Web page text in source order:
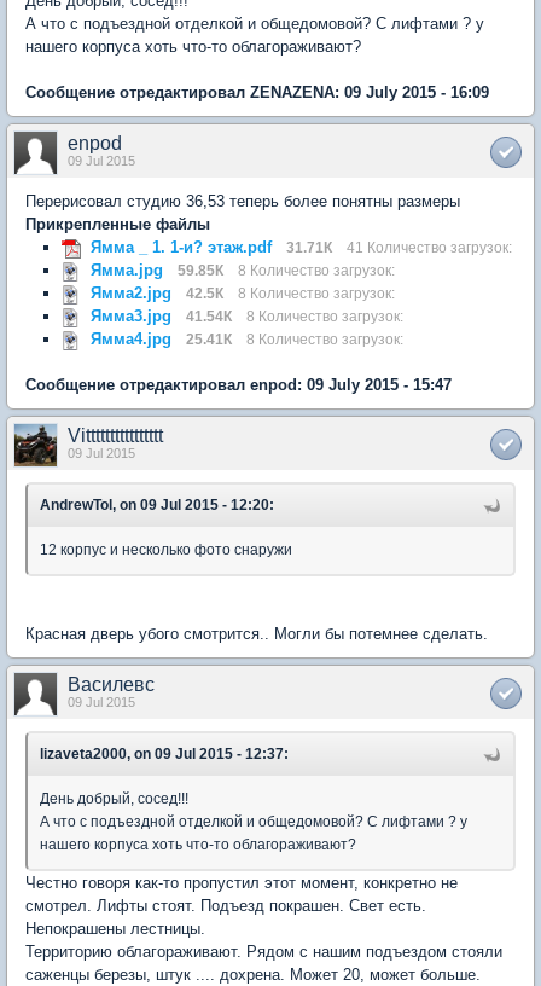
А что с подъездной отделкой и общедомовой? С лифтами ? у
нашего корпуса хоть что-то облагораживают?
Сообщение отредактировал ZENAZENA: 09 July 2015 - 16:09
enpod
09 Jul 2015
Перерисовал студию 36,53 теперь более понятны размеры
Прикрепленные файлы
Ямма _ 1. 1-и? этаж.pdf
31.71К 41 Количество загрузок:
Ямма.jpg 59.85К 8 Количество загрузок:
Ямма2.jpg 42.5К 8 Количество загрузок:
Ямма3.jpg 41.54К 8 Количество загрузок:
Ямма4.jpg 25.41К 8 Количество загрузок:
Сообщение отредактировал enpod: 09 July 2015 - 15:47
Vitttttttttttttttt
09 Jul 2015
AndrewTol, on 09 Jul 2015 - 12:20:
12 корпус и несколько фото снаружи
Красная дверь убого смотрится.. Могли бы потемнее сделать.
Василевс
09 Jul 2015
lizaveta2000, on 09 Jul 2015 - 12:37:
День добрый, сосед!!!
А что с подъездной отделкой и общедомовой? С лифтами ? у
нашего корпуса хоть что-то облагораживают?
Честно говоря как-то пропустил этот момент, конкретно не
смотрел. Лифты стоят. Подъезд покрашен. Свет есть.
Непокрашены лестницы.
Территорию облагораживают. Рядом с нашим подъездом стояли
саженцы березы, штук .... дохрена. Может 20, может больше.